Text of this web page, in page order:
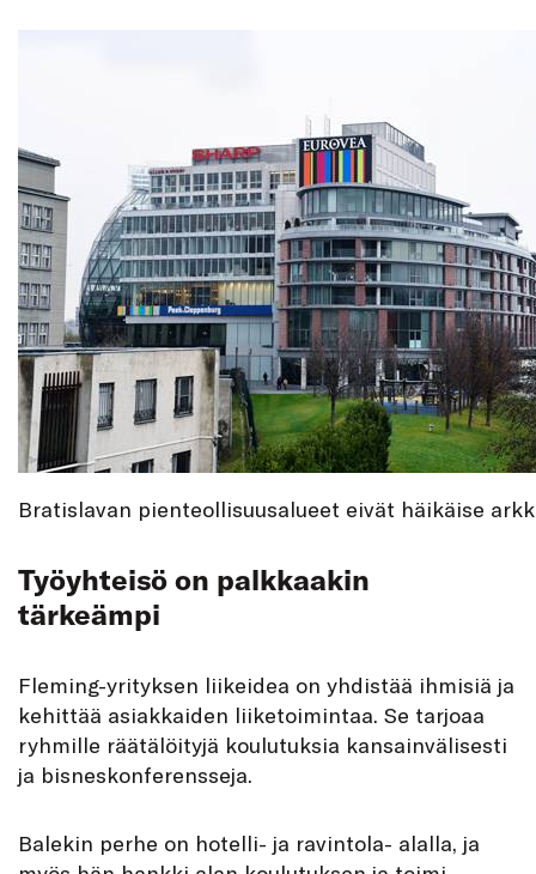
Bratislavan pienteollisuusalueet eivät häikäise
Työyhteisö on palkkaakin
tärkeämpi
Fleming-yrityksen liikeidea on yhdistää ihmisiä ja
kehittää asiakkaiden liiketoimintaa. Se tarjoaa
ryhmille räätälöityjä koulutuksia kansainvälisesti
ja bisneskonferensseja.
Balekin perhe on hotelli- ja ravintola- alalla, ja